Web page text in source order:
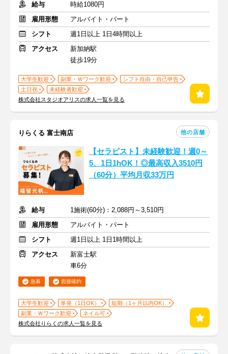
給与
時給1080円
雇用形態
アルバイト・パート
シフト
週1日以上 1日4時間以上
アクセス
新加納駅
徒歩19分
大学生歓迎 副業・Ｗワーク歓迎
シフト自由・自己申告
土日祝
未経験者歓迎
株式会社スタジオアリスの求人一覧を見る
りらくる 富士南店 他の店舗
【セラピスト】未経験歓迎！週0～
5、1日1hOK！◎最高収入3510円
（60分）平均月収33万円
給与
1施術(60分)：2,088円～3,510円
雇用形態
アルバイト・パート
シフト
週1日以上 1日1時間以上
アクセス
新富士駅
車6分
急募 面接確約
大学生歓迎 単発（1日OK）
短期（1ヶ月以内OK）
副業・Ｗワーク歓迎
ネイル可
株式会社りらくの求人一覧を見る